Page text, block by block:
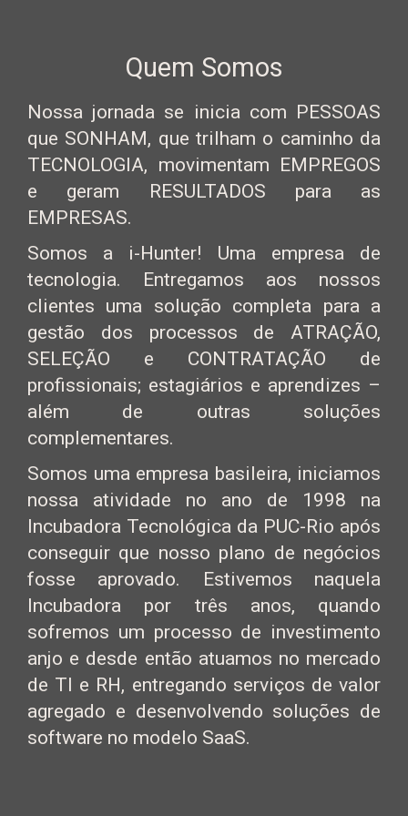
Quem Somos
Nossa jornada se inicia com PESSOAS
que SONHAM, que trilham o caminho da
TECNOLOGIA, movimentam EMPREGOS
e geram RESULTADOS para as
EMPRESAS.
Somos a i-Hunter! Uma empresa de
tecnologia. Entregamos aos nossos
clientes uma solução completa para a
gestão dos processos de ATRAÇÃO,
SELEÇÃO e CONTRATAÇÃO de
profissionais; estagiários e aprendizes –
além de outras soluções
complementares.
Somos uma empresa basileira, iniciamos
nossa atividade no ano de 1998 na
Incubadora Tecnológica da PUC-Rio após
conseguir que nosso plano de negócios
fosse aprovado. Estivemos naquela
Incubadora por três anos, quando
sofremos um processo de investimento
anjo e desde então atuamos no mercado
de TI e RH, entregando serviços de valor
agregado e desenvolvendo soluções de
software no modelo SaaS.